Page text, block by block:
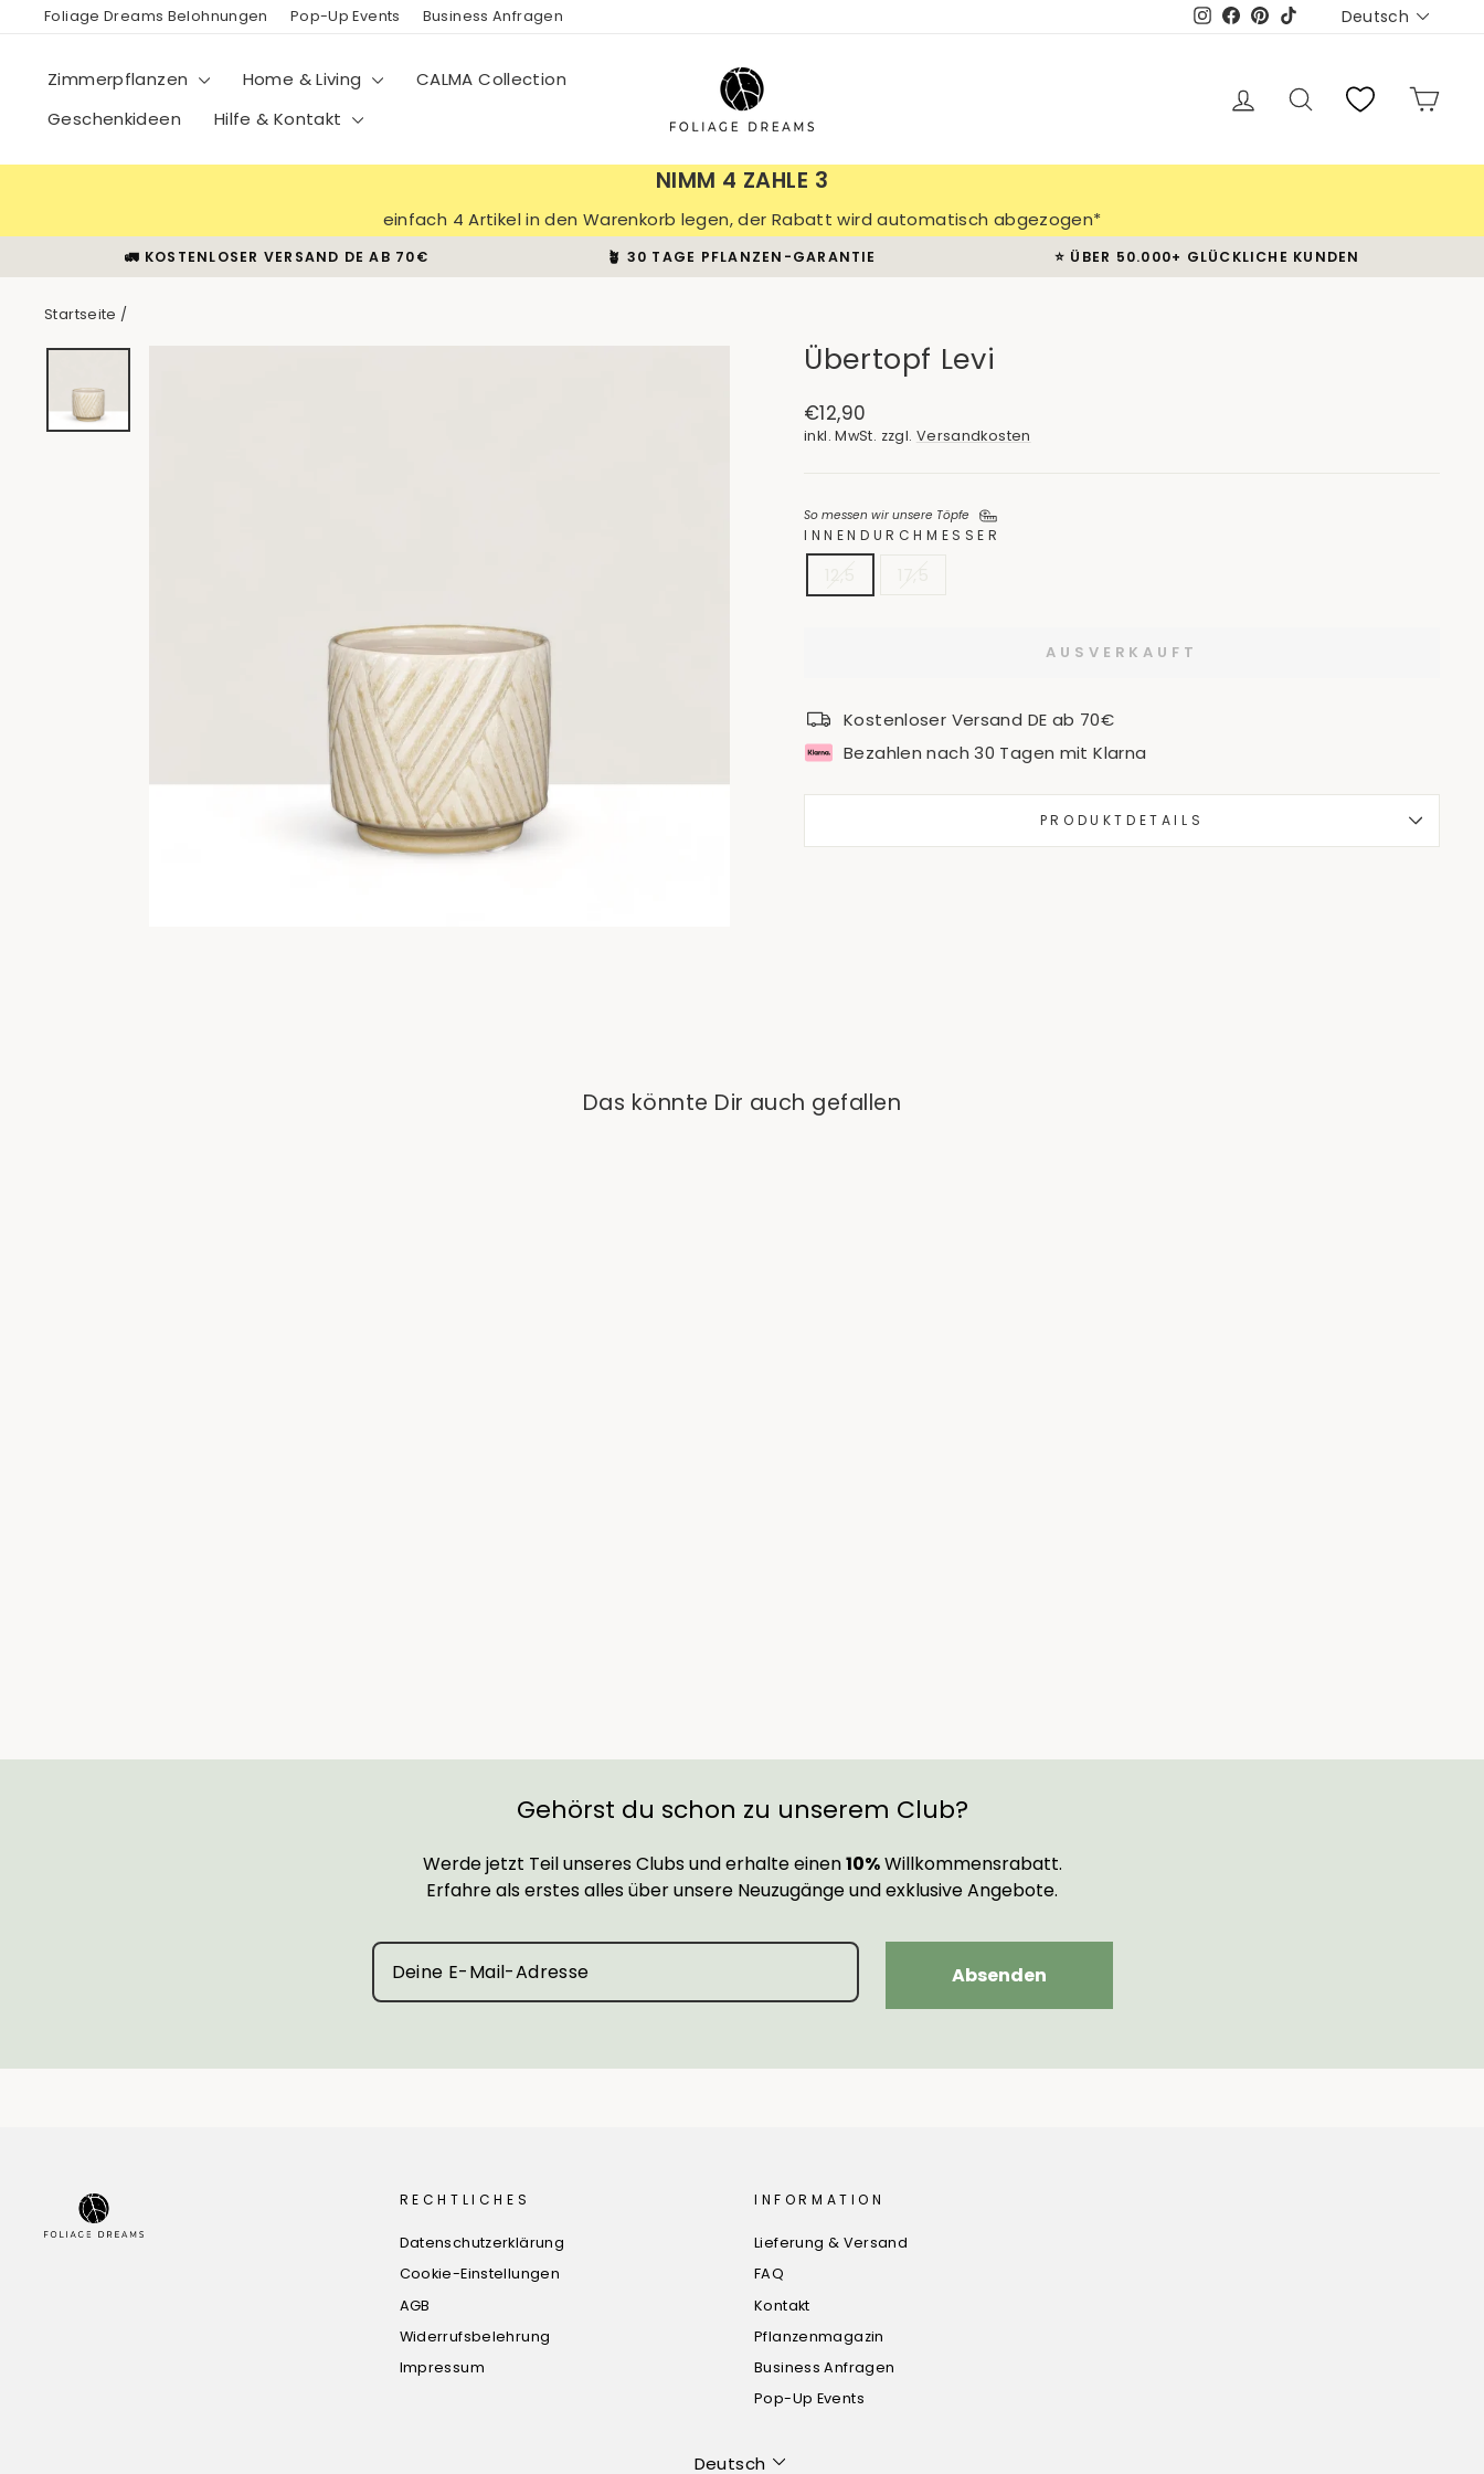
DirektFoliage Dreams Belohnungen Pop-Up Events Business Anfragen Instagram
Facebook
Pinterest
TikTok Sprache
Deutsch
Zimmerpflanzen Home & Living
CALMA Collection
Geschenkideen
Hilfe & Kontakt
EinloggenSuche
NIMM 4 ZAHLE 3
einfach 4 Artikel in den Warenkorb legen, der Rabatt wird automatisch abgezogen*
Pause
🚛 KOSTENLOSER VERSAND DE AB 70€ 🪴 30 TAGE PFLANZEN-GARANTIE ⭐️ ÜBER 50.000+ GLÜCKLICHE KUNDEN
Startseite /
Übertopf Levi
Normaler
Preis
€12,90
inkl. MwSt. zzgl. Versandkosten
So messen wir unsere Töpfe
INNENDURCHMESSER
AUSVERKAUFT
Kostenloser Versand DE ab 70€
Bezahlen nach 30 Tagen mit Klarna
PRODUKTDETAILS
Das könnte Dir auch gefallen
Gehörst du schon zu unserem Club?
Werde jetzt Teil unseres Clubs und erhalte einen10%Willkommensrabatt.
Erfahre als erstes alles über unsere Neuzugänge und exklusive Angebote.
Absenden
RECHTLICHES
Datenschutzerklärung
Cookie-Einstellungen
AGB
Widerrufsbelehrung
Impressum
INFORMATION
Lieferung & Versand
FAQ
Kontakt
Pflanzenmagazin
Business Anfragen
Pop-Up Events
Sprache
Deutsch